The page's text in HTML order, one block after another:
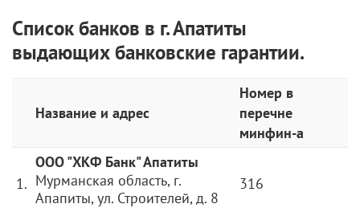
Список банков в г. Апатиты
выдающих банковские гарантии.
Название и адрес
Номер в
перечне
минфин-а
1.
ООО "ХКФ Банк" Апатиты
Мурманская область, г.
Апапиты, ул. Строителей, д. 8
316